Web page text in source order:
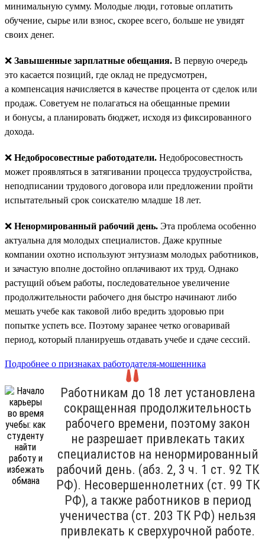
минимальную сумму. Молодые люди, готовые оплатить
обучение, сырье или взнос, скорее всего, больше не увидят
своих денег.
❌ Завышенные зарплатные обещания. В первую очередь
это касается позиций, где оклад не предусмотрен,
а компенсация начисляется в качестве процента от сделок или
продаж. Советуем не полагаться на обещанные премии
и бонусы, а планировать бюджет, исходя из фиксированного
дохода.
❌ Недобросовестные работодатели. Недобросовестность
может проявляться в затягивании процесса трудоустройства,
неподписании трудового договора или предложении пройти
испытательный срок соискателю младше 18 лет.
❌ Ненормированный рабочий день. Эта проблема особенно
актуальна для молодых специалистов. Даже крупные
компании охотно используют энтузиазм молодых работников,
и зачастую вполне достойно оплачивают их труд. Однако
растущий объем работы, последовательное увеличение
продолжительности рабочего дня быстро начинают либо
мешать учебе как таковой либо вредить здоровью при
попытке успеть все. Поэтому заранее четко оговаривай
период, который планируешь отдавать учебе и сдаче сессий.
Подробнее о признаках работодателя-мошенника
Работникам до 18 лет установлена
сокращенная продолжительность
рабочего времени, поэтому закон
не разрешает привлекать таких
специалистов на ненормированный
рабочий день. (абз. 2, 3 ч. 1 ст. 92 ТК
РФ). Несовершеннолетних (ст. 99 ТК
РФ), а также работников в период
ученичества (ст. 203 ТК РФ) нельзя
привлекать к сверхурочной работе.